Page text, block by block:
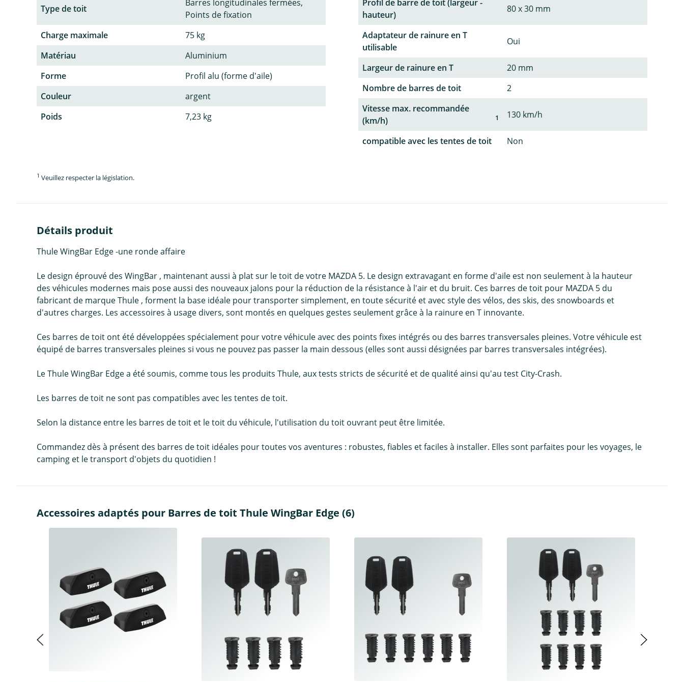
Type de toit
Barres longitudinales fermées,
Points de fixation
Charge maximale
75 kg
Matériau
Aluminium
Forme
Profil alu (forme d'aile)
Couleur
argent
Poids
7,23 kg
Profil de barre de toit (largeur -
hauteur)
80 x 30 mm
Adaptateur de rainure en T
utilisable
Oui
Largeur de rainure en T
20 mm
Nombre de barres de toit
2
Vitesse max. recommandée
(km/h)
1 130 km/h
compatible avec les tentes de toit Non
1 Veuillez respecter la législation.
Détails produit
Thule WingBar Edge -une ronde affaire
Le design éprouvé des WingBar , maintenant aussi à plat sur le toit de votre MAZDA 5. Le design extravagant en forme d'aile est non seulement à la hauteur
des véhicules modernes mais pose aussi des nouveaux jalons pour la réduction de la résistance à l'air et du bruit. Ces barres de toit pour MAZDA 5 du
fabricant de marque Thule , forment la base idéale pour transporter simplement, en toute sécurité et avec style des vélos, des skis, des snowboards et
d'autres charges. Les accessoires à usage divers, sont montés en quelques gestes seulement grâce à la rainure en T innovante.
Ces barres de toit ont été développées spécialement pour votre véhicule avec des points fixes intégrés ou des barres transversales pleines. Votre véhicule est
équipé de barres transversales pleines si vous ne pouvez pas passer la main dessous (elles sont aussi désignées par barres transversales intégrées).
Le Thule WingBar Edge a été soumis, comme tous les produits Thule, aux tests stricts de sécurité et de qualité ainsi qu'au test City-Crash.
Les barres de toit ne sont pas compatibles avec les tentes de toit.
Selon la distance entre les barres de toit et le toit du véhicule, l'utilisation du toit ouvrant peut être limitée.
Commandez dès à présent des barres de toit idéales pour toutes vos aventures : robustes, fiables et faciles à installer. Elles sont parfaites pour les voyages, le
camping et le transport d'objets du quotidien !
Accessoires adaptés pour Barres de toit Thule WingBar Edge (6)